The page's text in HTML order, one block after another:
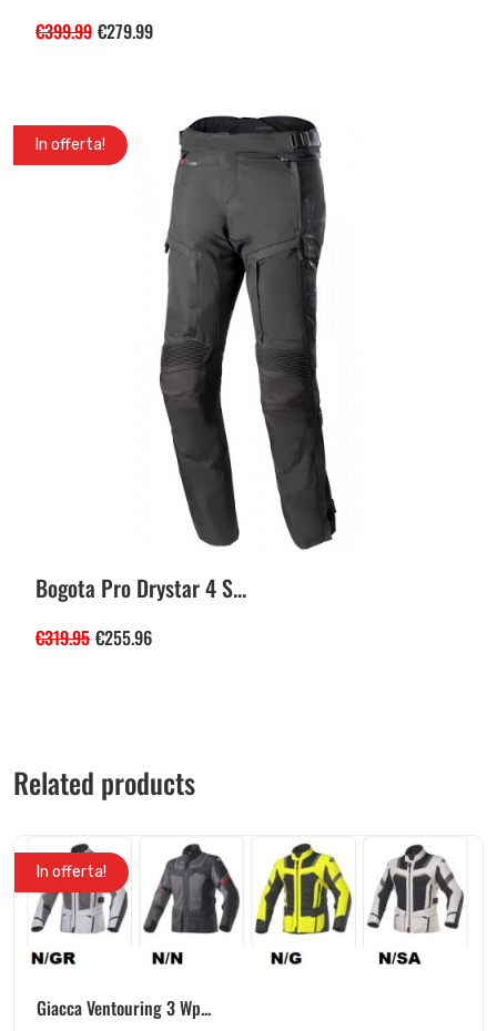
€399.99 €279.99
In offerta!
Bogota Pro Drystar 4 S...
€319.95 €255.96
Related products
In offerta!
Giacca Ventouring 3 Wp...